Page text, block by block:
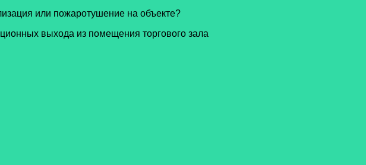
или пожаротушение на объекте?
выхода из помещения торгового зала